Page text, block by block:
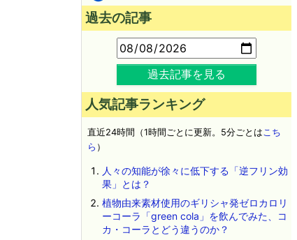
過去の記事
過去記事を見る
人気記事ランキング
直近24時間（1時間ごとに更新。5分ごとはこち
ら ）
人々の知能が徐々に低下する「逆フリン効
果」とは？
植物由来素材使用のギリシャ発ゼロカロリ
ーコーラ「green cola」を飲んでみた、コ
カ・コーラとどう違うのか？